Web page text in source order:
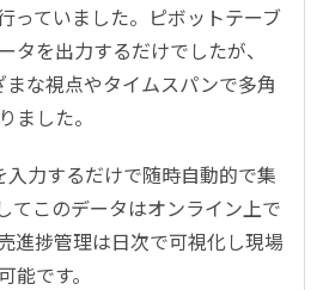
っていました。ピボットテーブ
タを出力するだけでしたが、
まな視点やタイムスパンで多角
ました。
入力するだけで随時自動的で集
てこのデータはオンライン上で
進捗管理は日次で可視化し現場
能です。